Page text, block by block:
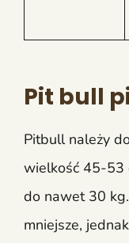
Pit bull
Pitbull należy
wielkość 45-53
do nawet 30
mniejsze,